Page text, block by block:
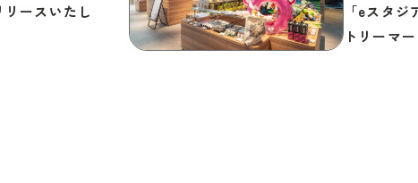
ースいたし
「eスタ
トリーマ